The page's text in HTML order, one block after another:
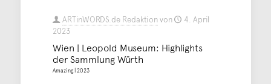
ARTinWORDS.de Redaktionvon
4. April
2023
Wien | Leopold Museum: Highlights
der Sammlung Würth
Amazing | 2023